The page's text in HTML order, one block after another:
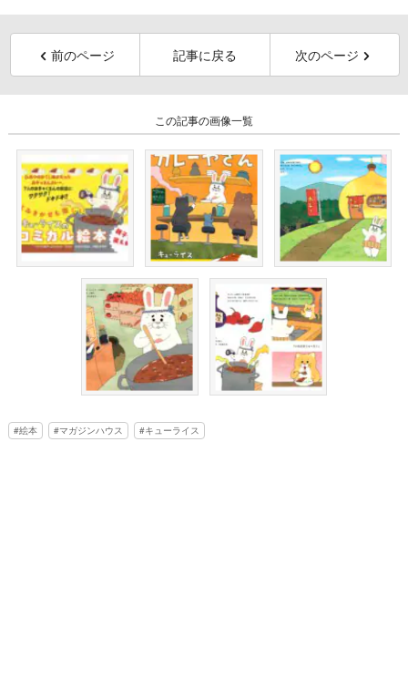
前のページ 記事に戻る 次のページ
この記事の画像一覧
絵本 マガジンハウス キューライス